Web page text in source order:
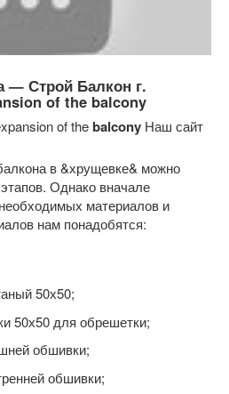
— Строй Балкон г.
of the balcony
of thebalcony Наш сайт
в &хрущевке& можно
Однако вначале
материалов и
нам понадобятся:
50х50;
50х50 для обрешетки;
обшивки;
обшивки;